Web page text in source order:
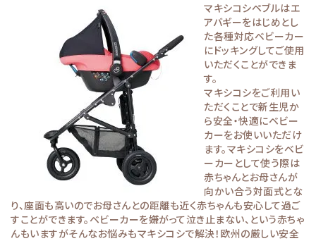
マキシコシペブルはエ
アバギーをはじめとし
た各種対応ベビーカー
にドッキングしてご使用
いただくことができま
す。
マキシコシをご利用い
ただくことで新生児か
ら安全・快適にベビー
カーをお使いいただけ
ます。マキシコシをベビ
ーカーとして使う際は
赤ちゃんとお母さんが
向かい合う対面式とな
り、座面も高いのでお母さんとの距離も近く赤ちゃんも安心して過ご
すことができます。ベビーカーを嫌がって泣き止まない、という赤ちゃ
んもいますがそんなお悩みもマキシコシで解決！欧州の厳しい安全